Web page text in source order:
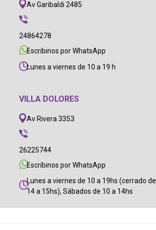
Av Garibaldi 2485
24864278
Escribinos por WhatsApp
Lunes a viernes de 10 a 19 h
VILLA DOLORES
Av Rivera 3353
26225744
Escribinos por WhatsApp
Lunes a viernes de 10 a 19hs (cerrado de
14 a 15hs), Sábados de 10 a 14hs